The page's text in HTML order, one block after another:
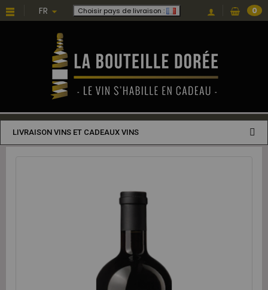
FR Choisir pays de livraison : 0
LIVRAISON VINS ET CADEAUX VINS